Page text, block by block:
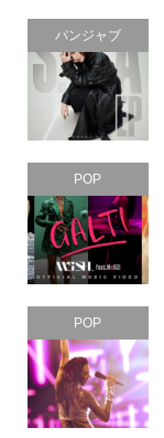
パンジャブ
POP
POP